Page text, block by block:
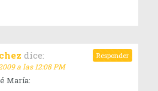
dice:
a las 12:08 PM
María:
Responder